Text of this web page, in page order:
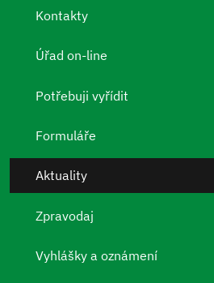
Kontakty
Úřad on-line
Potřebuji vyřídit
Formuláře
Aktuality
Zpravodaj
Vyhlášky a oznámení